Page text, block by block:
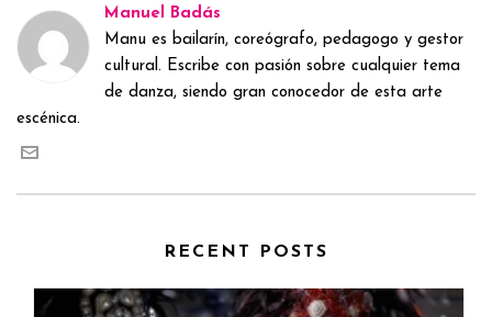
Manuel Badás
Manu es bailarín, coreógrafo, pedagogo y gestor
cultural. Escribe con pasión sobre cualquier tema
de danza, siendo gran conocedor de esta arte
escénica.
RECENT POSTS